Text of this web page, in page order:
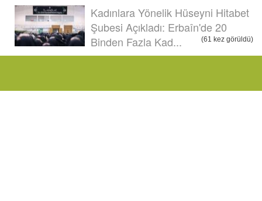
Kadınlara Yönelik Hüseyni Hitabet
Şubesi Açıkladı: Erbaîn'de 20
Binden Fazla Kad...
(61 kez görüldü)